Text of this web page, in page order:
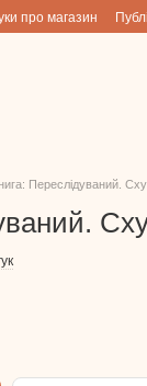
про магазин
Переслідуваний.